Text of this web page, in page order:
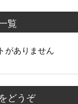
覧
がありません
どうぞ